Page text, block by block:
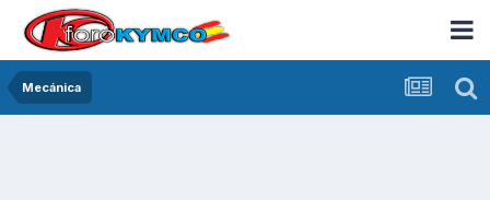
Mecánica